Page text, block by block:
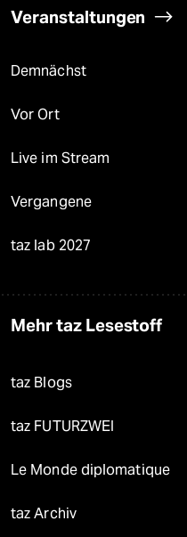
Veranstaltungen
Demnächst
Vor Ort
Live im Stream
Vergangene
taz lab 2027
Mehr taz Lesestoff
taz Blogs
taz FUTURZWEI
Le Monde diplomatique
taz Archiv